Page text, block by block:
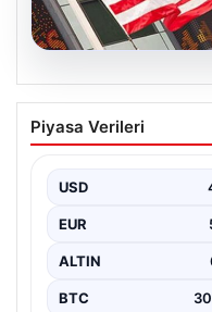
05.08.2026
FED faiz kararı
Nisan ayı faiz
Piyasa Verileri
USD
EUR
ALTIN
BTC